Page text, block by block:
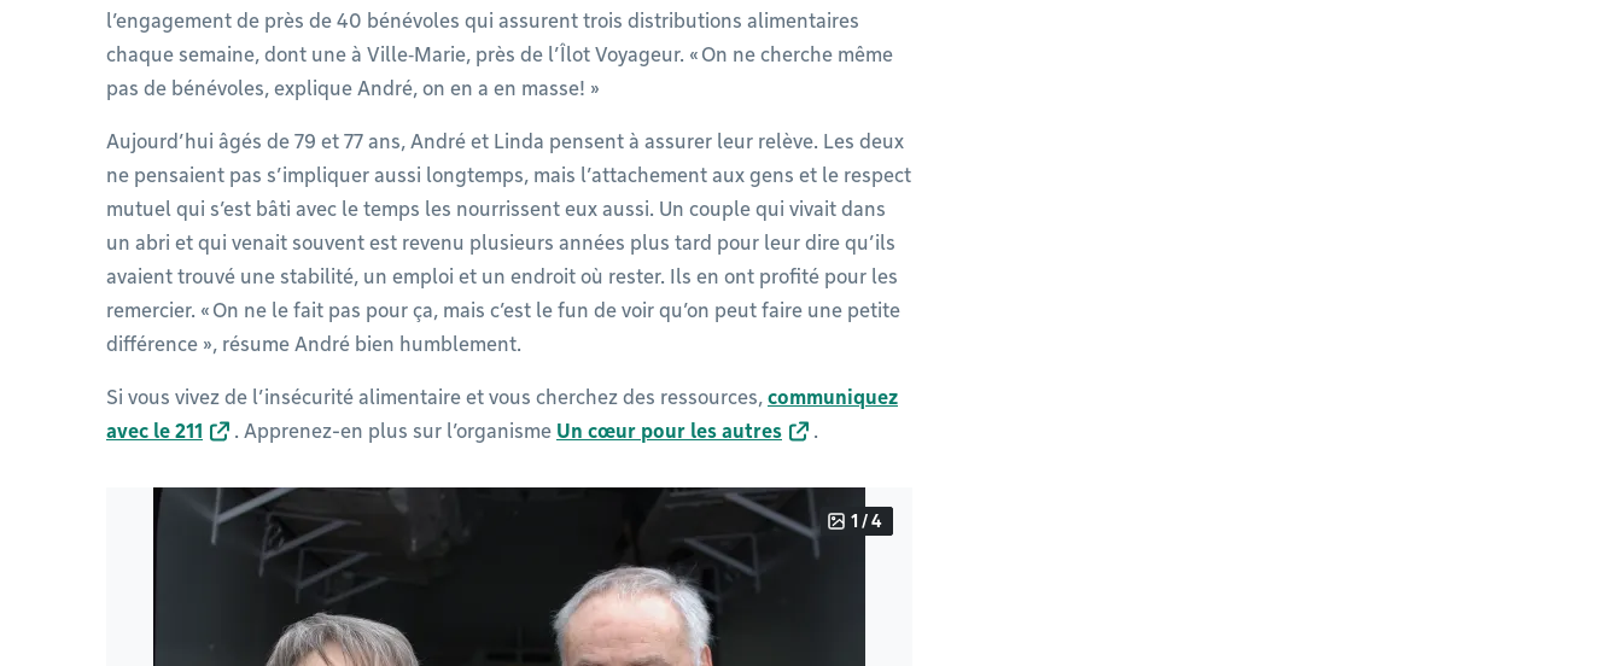
l’engagement de près de 40 bénévoles qui assurent trois distributions alimentaires
chaque semaine, dont une à Ville‑Marie, près de l’Îlot Voyageur. « On ne cherche même
pas de bénévoles, explique André, on en a en masse! »
Aujourd’hui âgés de 79 et 77 ans, André et Linda pensent à assurer leur relève. Les deux
ne pensaient pas s’impliquer aussi longtemps, mais l’attachement aux gens et le respect
mutuel qui s’est bâti avec le temps les nourrissent eux aussi. Un couple qui vivait dans
un abri et qui venait souvent est revenu plusieurs années plus tard pour leur dire qu’ils
avaient trouvé une stabilité, un emploi et un endroit où rester. Ils en ont profité pour les
remercier. « On ne le fait pas pour ça, mais c’est le fun de voir qu’on peut faire une petite
différence », résume André bien humblement.
Si vous vivez de l’insécurité alimentaire et vous cherchez des ressources, communiquez
avec le 211
. Apprenez-en plus sur l’organisme Un cœur pour les autres .
1 / 4